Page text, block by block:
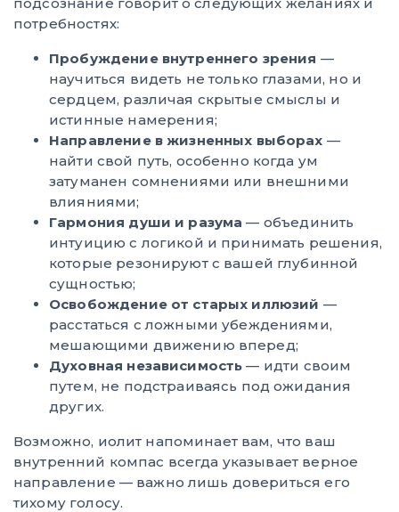
потребностях:
Пробуждение внутреннего зрения —
научиться видеть не только глазами, но и
сердцем, различая скрытые смыслы и
истинные намерения;
Направление в жизненных выборах —
найти свой путь, особенно когда ум
затуманен сомнениями или внешними
влияниями;
Гармония души и разума — объединить
интуицию с логикой и принимать решения,
которые резонируют с вашей глубинной
сущностью;
Освобождение от старых иллюзий —
расстаться с ложными убеждениями,
мешающими движению вперед;
Духовная независимость — идти своим
путем, не подстраиваясь под ожидания
других.
Возможно, иолит напоминает вам, что ваш
внутренний компас всегда указывает верное
направление — важно лишь довериться его
тихому голосу.